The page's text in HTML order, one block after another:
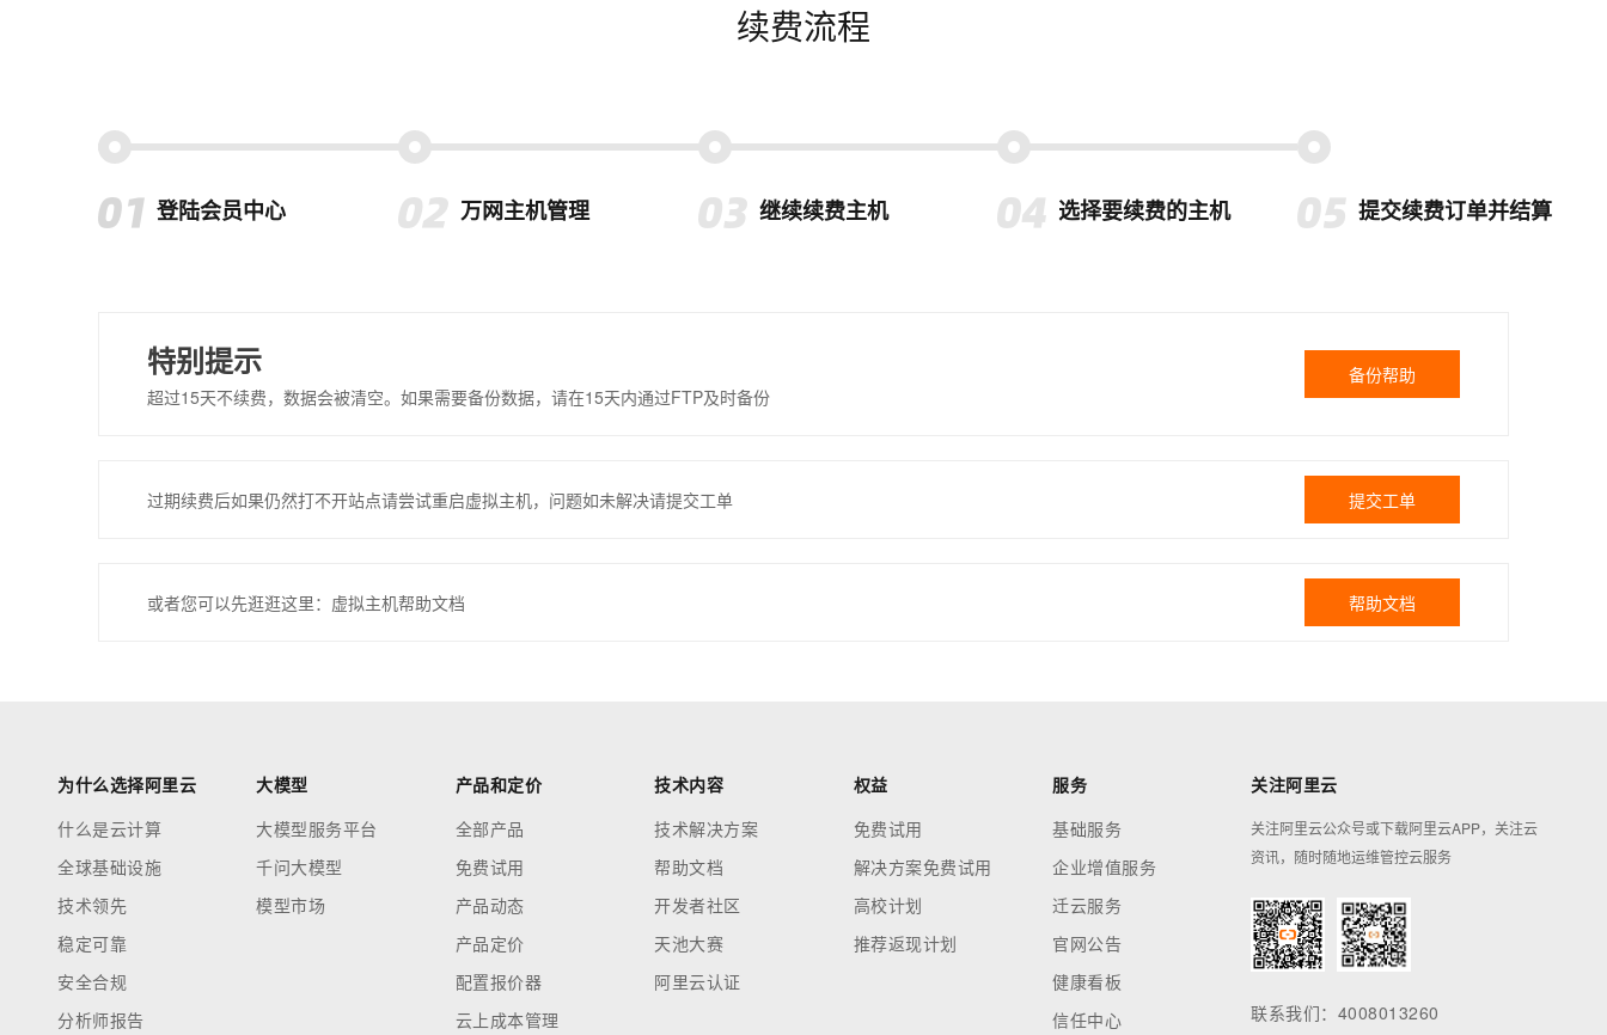
续费流程
登陆会员中心 万网主机管理 继续续费主机 选择要续费的主机 提交续费订单并结算
特别提示
超过15天不续费，数据会被清空。如果需要备份数据，请在15天内通过FTP及时备份
备份帮助
过期续费后如果仍然打不开站点请尝试重启虚拟主机，问题如未解决请提交工单 提交工单
或者您可以先逛逛这里：虚拟主机帮助文档 帮助文档